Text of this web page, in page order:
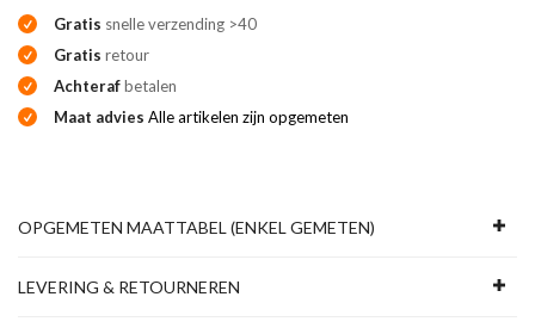
Gratis snelle verzending >40
Gratis retour
Achterafbetalen
Maat advies Alle artikelen zijn opgemeten
OPGEMETEN MAATTABEL (ENKEL GEMETEN)
LEVERING & RETOURNEREN